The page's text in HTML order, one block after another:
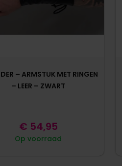
– ARMSTUK MET RINGEN
– LEER – ZWART
Op voorraad
€ 54,95